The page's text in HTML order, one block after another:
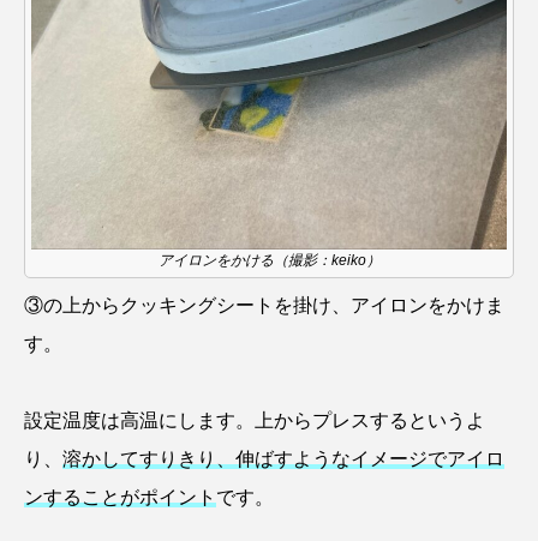
ブックレビュー ブリ ブルーカーボン
プライドフィッシュ プランクトン
ベタ ベニザケ
ホウネンエビ
ホッキガイ ホッケ
マス マダイ マダコ
アイロンをかける（撮影：keiko）
③の上からクッキングシートを掛け、アイロンをかけま
す。
設定温度は高温にします。上からプレスするというよ
り、 溶かしてすりきり、伸ばすようなイメージでアイロ
ンすることがポイント です。